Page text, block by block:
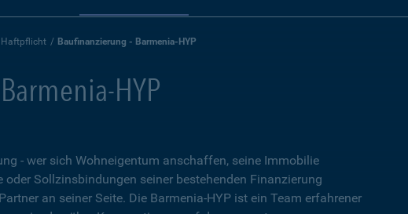
Haftpflicht Baufinanzierung - Barmenia-HYP
HYP
- wer sich Wohneigentum anschaffen, seine Immobilie
Sollzinsbindungen seiner bestehenden Finanzierung
an seiner Seite. Die Barmenia-HYP ist ein Team erfahrener